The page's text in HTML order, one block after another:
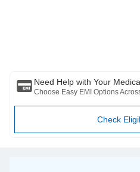
Need Help with Your
Choose Easy EMI Options
Check